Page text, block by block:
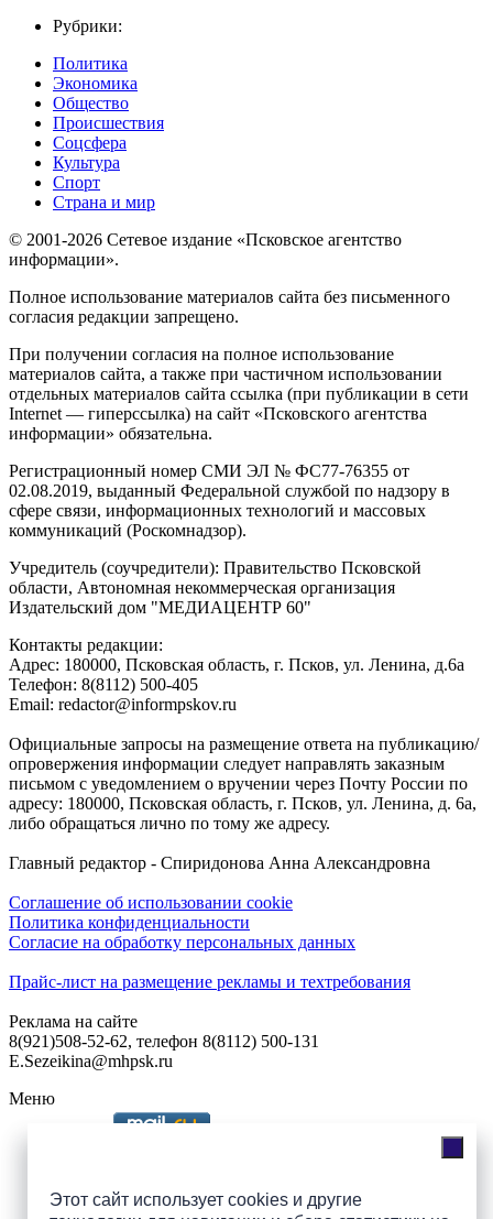
Этот сайт использует cookies и другие
Рубрики:
Политика
Экономика
Общество
Происшествия
Соцсфера
Культура
Спорт
Страна и мир
© 2001-2026 Сетевое издание «Псковское агентство
информации».
Полное использование материалов сайта без письменного
согласия редакции запрещено.
При получении согласия на полное использование
материалов сайта, а также при частичном использовании
отдельных материалов сайта ссылка (при публикации в сети
Internet — гиперссылка) на сайт «Псковского агентства
информации» обязательна.
Регистрационный номер СМИ ЭЛ № ФС77-76355 от
02.08.2019, выданный Федеральной службой по надзору в
сфере связи, информационных технологий и массовых
коммуникаций (Роскомнадзор).
Учредитель (соучредители): Правительство Псковской
области, Автономная некоммерческая организация
Издательский дом "МЕДИАЦЕНТР 60"
Контакты редакции:
Адреc: 180000, Псковская область, г. Псков, ул. Ленина, д.6а
Телефон: 8(8112) 500-405
Email: redactor@informpskov.ru
Официальные запросы на размещение ответа на публикацию/
опровержения информации следует направлять заказным
письмом с уведомлением о вручении через Почту России по
адресу: 180000, Псковская область, г. Псков, ул. Ленина, д. 6а,
либо обращаться лично по тому же адресу.
Главный редактор - Спиридонова Анна Александровна
Соглашение об использовании cookie
Политика конфиденциальности
Согласие на обработку персональных данных
Прайс-лист на размещение рекламы и техтребования
Реклама на сайте
8(921)508-52-62, телефон 8(8112) 500-131
E.Sezeikina@mhpsk.ru
Меню